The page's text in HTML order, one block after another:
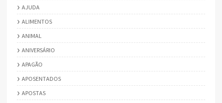
AJUDA
ALIMENTOS
ANIMAL
ANIVERSÁRIO
APAGÃO
APOSENTADOS
APOSTAS